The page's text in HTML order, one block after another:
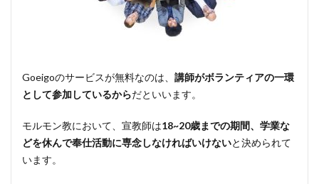
Goeigoのサービスが無料なのは、 講師がボランティアの一環
として参加しているからだといいます。
モルモン教において、宣教師は18~20歳までの期間、学業な
どを休んで奉仕活動に専念しなければいけないと決められて
います。